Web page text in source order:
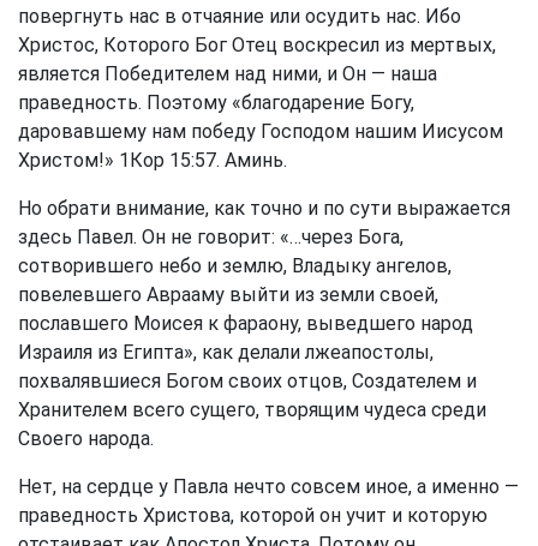
повергнуть нас в отчаяние или осудить нас. Ибо
Христос, Которого Бог Отец воскресил из мертвых,
является Победителем над ними, и Он — наша
праведность. Поэтому «благодарение Богу,
даровавшему нам победу Господом нашим Иисусом
Христом!» 1Кор 15:57. Аминь.
Но обрати внимание, как точно и по сути выражается
здесь Павел. Он не говорит: «…через Бога,
сотворившего небо и землю, Владыку ангелов,
повелевшего Аврааму выйти из земли своей,
пославшего Моисея к фараону, выведшего народ
Израиля из Египта», как делали лжеапостолы,
похвалявшиеся Богом своих отцов, Создателем и
Хранителем всего сущего, творящим чудеса среди
Своего народа.
Нет, на сердце у Павла нечто совсем иное, а именно —
праведность Христова, которой он учит и которую